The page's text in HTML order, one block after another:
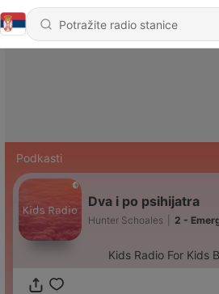
Podkasti
Dva i po psihijatra
Hunter Schoales 2 -
Kids Radio For Kids